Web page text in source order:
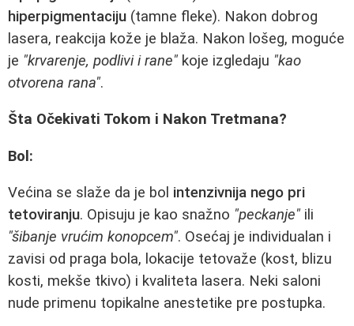
hiperpigmentaciju (tamne fleke). Nakon dobrog
lasera, reakcija kože je blaža. Nakon lošeg, moguće
je "krvarenje, podlivi i rane" koje izgledaju "kao
otvorena rana".
Šta Očekivati Tokom i Nakon Tretmana?
Bol:
Većina se slaže da je bol intenzivnija nego pri
tetoviranju. Opisuju je kao snažno "peckanje" ili
"šibanje vrućim konopcem". Osećaj je individualan i
zavisi od praga bola, lokacije tetovaže (kost, blizu
kosti, mekše tkivo) i kvaliteta lasera. Neki saloni
nude primenu topikalne anestetike pre postupka.